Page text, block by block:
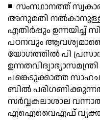
◾ സംസ്ഥാനത്ത്
അനുമതി നല്‍കാനുള്ള
എതിര്‍പ്പും
പഠനവും
യോഗത്തില്‍ പി
പങ്കെടുക്കാത്ത
ബില്‍ പരിഗണിക്കുന്നത്
സര്‍വ്വകലാശാല
എഐവൈഎഫ്